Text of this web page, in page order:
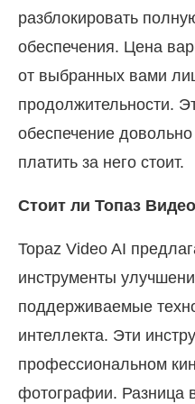
разблокировать
обеспечения. Цена
от выбранных вами
продолжительности.
обеспечение
платить за него стоит.
Стоит ли Топаз
Topaz Video AI
инструменты
поддерживаемые
интеллекта. Эти
профессиональном
фотографии. Разница